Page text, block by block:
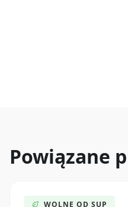
Powiązane
WOLNE OD SUP